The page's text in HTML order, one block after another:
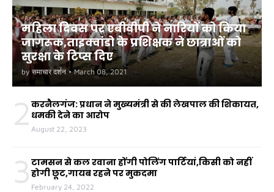
महिला दिवस पर एबीवीपी ने नारियों को किया
जागरूक,ताइक्वांडो के प्रशिक्षक ने छात्राओं को
सुरक्षा के टिप्स दिए
by समाचार दर्शन • March 08, 2021
2 करनैलगंज: प्रधान ने मुख्यमंत्री से की लेखपाल की शिकायत,
धमकी देने का आरोप
August 22, 2023
3 टामसन से कल रवाना होंगी पोलिंग पार्टियां,किसी को नहीं
होगी छूट,गायब रहने पर मुकदमा
February 24, 2022